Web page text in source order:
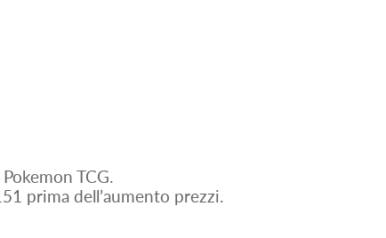
TCG.
prima dell’aumento prezzi.